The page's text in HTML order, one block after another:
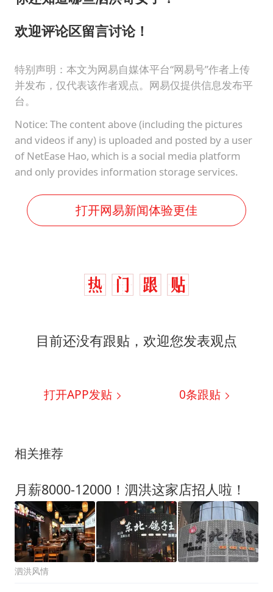
欢迎评论区留言讨论！
特别声明：本文为网易自媒体平台“网易号”作者上传
并发布，仅代表该作者观点。网易仅提供信息发布平
台。
Notice: The content above (including the pictures
and videos if any) is uploaded and posted by a user
of NetEase Hao, which is a social media platform
and only provides information storage services.
打开网易新闻体验更佳
目前还没有跟贴，欢迎您发表观点
打开APP发贴 0条跟贴
相关推荐
月薪8000-12000！泗洪这家店招人啦！
泗洪风情